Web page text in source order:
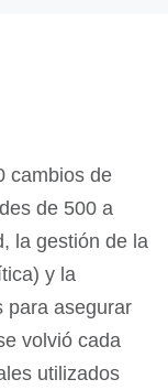
cambios de
de 500 a
la gestión de la
y la
para asegurar
volvió cada
utilizados